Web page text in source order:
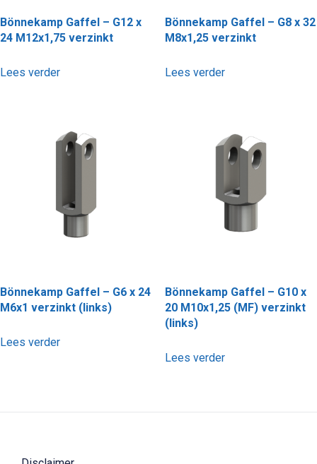
Bönnekamp Gaffel – G12 x
24 M12x1,75 verzinkt
Lees verder
Bönnekamp Gaffel – G8 x 32
M8x1,25 verzinkt
Lees verder
Bönnekamp Gaffel – G6 x 24
M6x1 verzinkt (links)
Lees verder
Bönnekamp Gaffel – G10 x
20 M10x1,25 (MF) verzinkt
(links)
Lees verder